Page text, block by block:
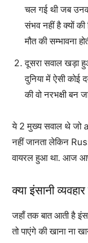
चल गई थी जब
संभव नहीं है क्यों
मौत की सम्भावना
दूसरा सवाल खड़ा
दुनिया में ऐसी कोई
की वो नरभक्षी बन
ये 2 मुख्य सवाल थे जो
नहीं जानता लेकिन
वायरल हुआ था. आज
क्या इंसानी
जहाँ तक बात आती है
तो पाएंगे की खाना ना